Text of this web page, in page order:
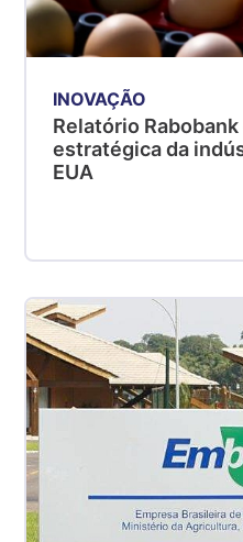
INOVAÇÃO
Relatório
estratégica da
EUA